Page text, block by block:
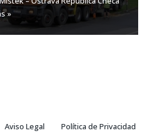
»
Aviso Legal Política de Privacidad